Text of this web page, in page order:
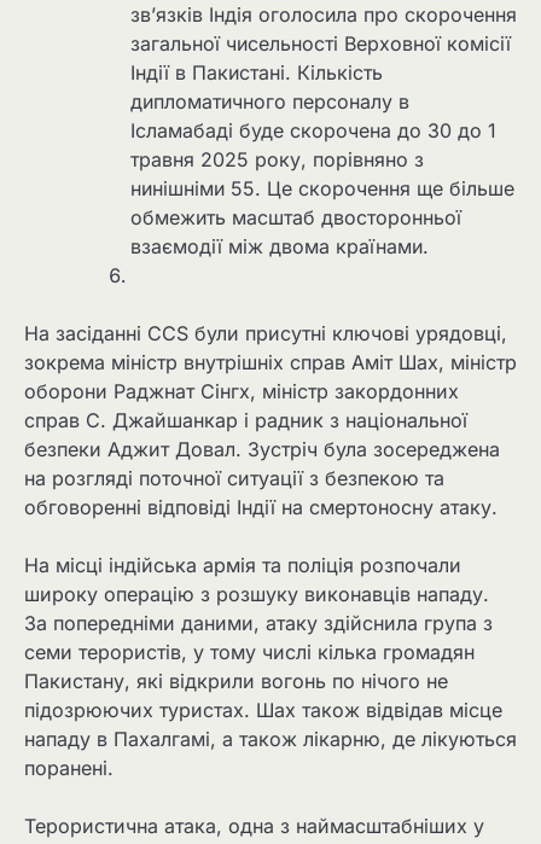
зв’язків Індія оголосила про скорочення
загальної чисельності Верховної комісії
Індії в Пакистані. Кількість
дипломатичного персоналу в
Ісламабаді буде скорочена до 30 до 1
травня 2025 року, порівняно з
нинішніми 55. Це скорочення ще більше
обмежить масштаб двосторонньої
взаємодії між двома країнами.
На засіданні CCS були присутні ключові урядовці,
зокрема міністр внутрішніх справ Аміт Шах, міністр
оборони Раджнат Сінгх, міністр закордонних
справ С. Джайшанкар і радник з національної
безпеки Аджит Довал. Зустріч була зосереджена
на розгляді поточної ситуації з безпекою та
обговоренні відповіді Індії на смертоносну атаку.
На місці індійська армія та поліція розпочали
широку операцію з розшуку виконавців нападу.
За попередніми даними, атаку здійснила група з
семи терористів, у тому числі кілька громадян
Пакистану, які відкрили вогонь по нічого не
підозрюючих туристах. Шах також відвідав місце
нападу в Пахалгамі, а також лікарню, де лікуються
поранені.
Терористична атака, одна з наймасштабніших у